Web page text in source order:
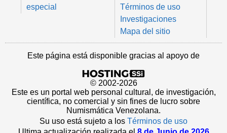
especial
Términos de uso
Investigaciones
Mapa del sitio
Este página está disponible gracias al apoyo de
© 2002-2026
Este es un portal web personal cultural, de investigación,
científica, no comercial y sin fines de lucro sobre
Numismática Venezolana.
Su uso está sujeto a los Términos de uso